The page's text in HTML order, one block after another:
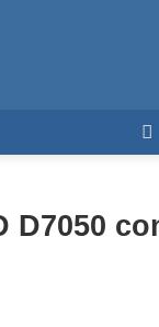
D7050